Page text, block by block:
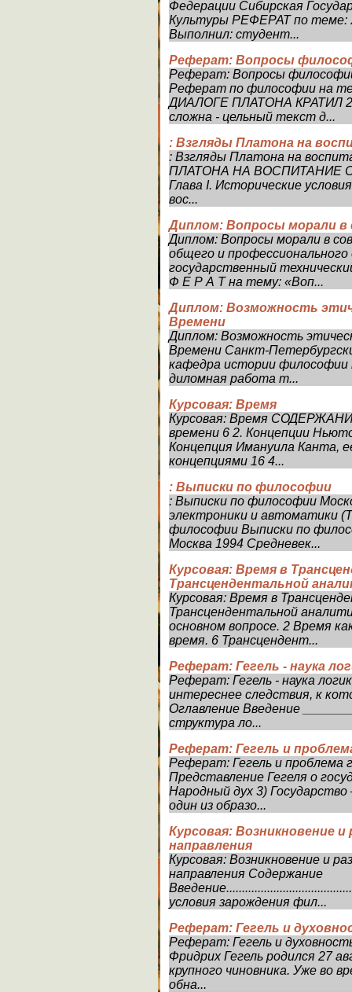
Федерации Сибирская
Культуры РЕФЕРАТ по
Выполнил: студент...
Реферат: Вопросы
Реферат: Вопросы
Реферат по философии
ДИАЛОГЕ ПЛАТОНА КРАТИЛ
сложна - цельный текст д...
: Взгляды Платона на
: Взгляды Платона на
ПЛАТОНА НА ВОСПИТАНИЕ
Глава I. Исторические
вос...
Диплом: Вопросы морали
Диплом: Вопросы морали в
общего и
государственный
Ф Е Р А Т на тему: «Воп...
Диплом: Возможность
Времени
Диплом: Возможность
Времени Санкт-
кафедра истории философии
диломная работа т...
Курсовая: Время
Курсовая: Время
времени 6 2. Концепции
Концепция Имануила Канта,
концепциями 16 4...
: Выписки по философии
: Выписки по философии
электроники и автоматики
философии Выписки по
Москва 1994 Средневек...
Курсовая: Время в
Трансцендентальной
Курсовая: Время в
Трансцендентальной
основном вопросе. 2 Время
время. 6 Трансцендент...
Реферат: Гегель - наука
Реферат: Гегель - наука
интереснее следствия, к
Оглавление Введение
структура ло...
Реферат: Гегель и
Реферат: Гегель и проблема
Представление Гегеля о
Народный дух 3)
один из образо...
Курсовая: Возникновение
направления
Курсовая: Возникновение и
направления Содержание
условия зарождения фил...
Реферат: Гегель и
Реферат: Гегель и
Фридрих Гегель родился 27
крупного чиновника. Уже во
обна...